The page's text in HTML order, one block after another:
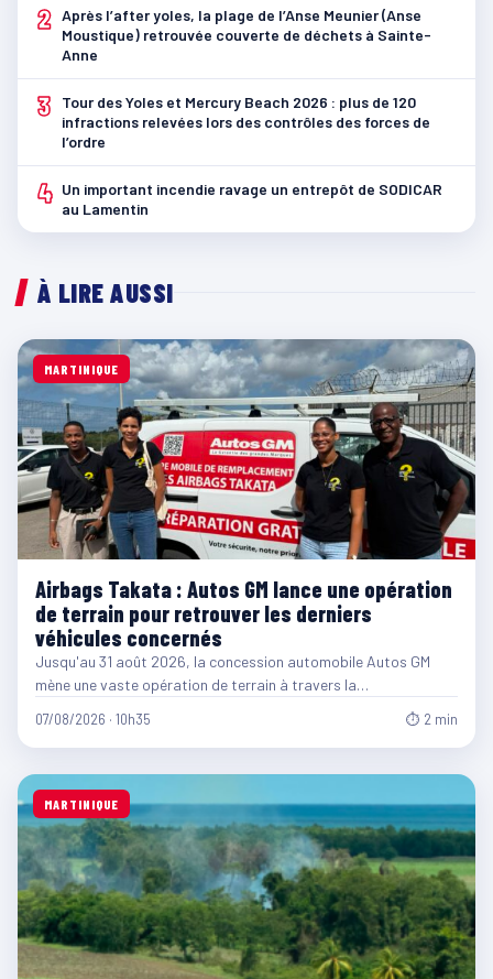
2 Après l’after yoles, la plage de l’Anse Meunier (Anse
Moustique) retrouvée couverte de déchets à Sainte-
Anne
3
Tour des Yoles et Mercury Beach 2026 : plus de 120
infractions relevées lors des contrôles des forces de
l’ordre
4 Un important incendie ravage un entrepôt de SODICAR
au Lamentin
À LIRE AUSSI
MARTINIQUE
Airbags Takata : Autos GM lance une opération
de terrain pour retrouver les derniers
véhicules concernés
Jusqu'au 31 août 2026, la concession automobile Autos GM
mène une vaste opération de terrain à travers la…
07/08/2026 · 10h35 ⏱ 2 min
MARTINIQUE